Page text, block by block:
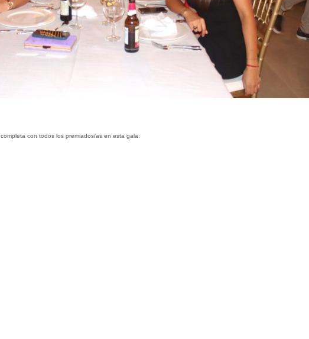
completa con todos los premiados/as en esta gala: